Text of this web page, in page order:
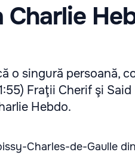
o singură persoană,
Fraţii Cherif şi
Hebdo.
Charles-de-Gaulle